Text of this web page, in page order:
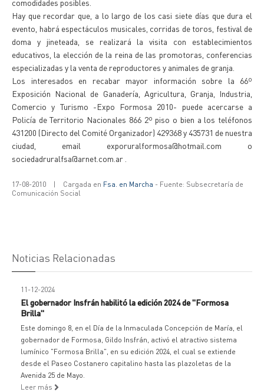
comodidades posibles.
Hay que recordar que, a lo largo de los casi siete días que dura el
evento, habrá espectáculos musicales, corridas de toros, festival de
doma y jineteada, se realizará la visita con establecimientos
educativos, la elección de la reina de las promotoras, conferencias
especializadas y la venta de reproductores y animales de granja.
Los interesados en recabar mayor información sobre la 66º
Exposición Nacional de Ganadería, Agricultura, Granja, Industria,
Comercio y Turismo -Expo Formosa 2010- puede acercarse a
Policía de Territorio Nacionales 866 2º piso o bien a los teléfonos
431200 (Directo del Comité Organizador) 429368 y 435731 de nuestra
ciudad, email exporuralformosa@hotmail.com o
sociedadruralfsa@arnet.com.ar .
17-08-2010 | Cargada en Fsa. en Marcha - Fuente: Subsecretaría de
Comunicación Social
Noticias Relacionadas
11-12-2024
El gobernador Insfrán habilitó la edición 2024 de "Formosa
Brilla"
Este domingo 8, en el Día de la Inmaculada Concepción de María, el
gobernador de Formosa, Gildo Insfrán, activó el atractivo sistema
lumínico "Formosa Brilla", en su edición 2024, el cual se extiende
desde el Paseo Costanero capitalino hasta las plazoletas de la
Avenida 25 de Mayo.
Leer más